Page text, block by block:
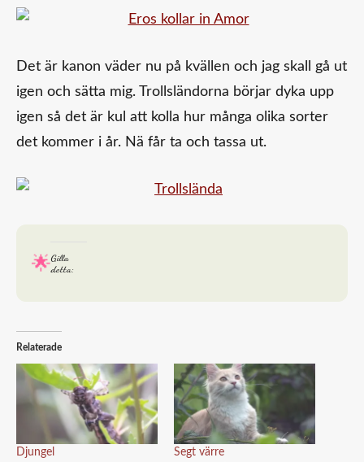
Det är kanon väder nu på kvällen och jag skall gå ut
igen och sätta mig. Trollsländorna börjar dyka upp
igen så det är kul att kolla hur många olika sorter
det kommer i år. Nä får ta och tassa ut.
Gilla
detta:
Relaterade
Djungel
Segt värre